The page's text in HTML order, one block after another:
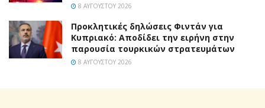
8 ΑΥΓΟΎΣΤΟΥ 2026
Προκλητικές δηλώσεις Φιντάν για
Κυπριακό: Αποδίδει την ειρήνη στην
παρουσία τουρκικών στρατευμάτων
8 ΑΥΓΟΎΣΤΟΥ 2026